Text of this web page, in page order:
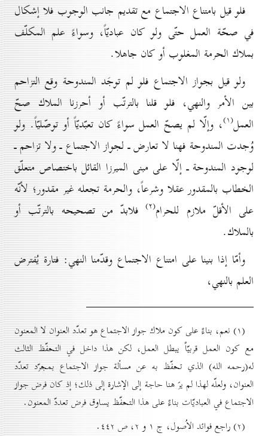
فلو قيل بامتناع الاجتماع مع تقديم جانب الوجوب فلا إشكال
في صحّة العمل حتّى ولو كان عباديّاً، وسواءً علم المكلّف
بملاك الحرمة المغلوب أو كان جاهلا.
ولو قيل بجواز الاجتماع فلو لم توجَد المندوحة وقع التزاحم
بين الأمر والنهي، فلو قلنا بالترتّب أو أحرزنا الملاك صحّ
العمل(۱) ، وإلّا لم يصحّ العمل سواءً كان تعبّديّاً أو توصّليّاً. ولو
وُجدت المندوحة فهنا لا تعارض ـ لجواز الاجتماع ـ ولا تزاحم ـ
لوجود المندوحة ـ إلّا على مبنى الميرزا القائل باختصاص متعلّق
الخطاب بالمقدور عقلا وشرعاً، والحرمة تجعله غير مقدور؛ لأنّه
على الأقلّ ملازم للحرام(۲) فلابدّ من تصحيحه بالترتّب أو
بالملاك.
وأمّا إذا بنينا على امتناع الاجتماع وقدّمنا النهي: فتارة يُفترض
العلم بالنهي،
(۱) نعم، بناءً على كون ملاك جواز الاجتماع هو تعدّد العنوان لا المعنون
مع كون العمل قربيّاً يبطل العمل، لكن هذا داخل في التحفّظ الثالث
له(رحمه الله) الذي تحفّظ به عن مسألة جواز الاجتماع بمجرّد تعدّد
العنوان، ولعلّه لهذا لم يرَ هنا حاجة إلى الإشارة إلى ذلك؛ إذ كان فرض جواز
الاجتماع في العباديّات بناءً على هذا التحفّظ يساوق فرض تعددّ المعنون.
(۲) راجع فوائد الاُصول، ج ۱ و ۲، ص ٤٤۲.